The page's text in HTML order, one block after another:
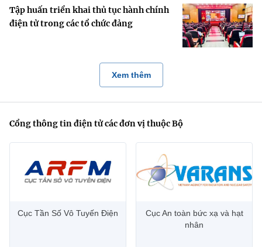
Tập huấn triển khai thủ tục hành chính
điện tử trong các tổ chức đảng
Xem thêm
Cổng thông tin điện tử các đơn vị thuộc Bộ
Cục Tần Số Vô Tuyến Điện
Cục An toàn bức xạ và hạt
nhân